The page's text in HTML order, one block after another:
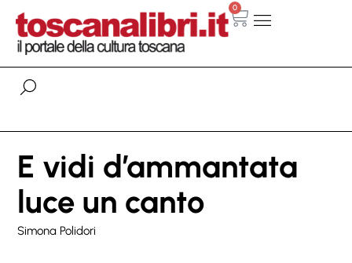
0
E vidi d’ammantata
luce un canto
Simona Polidori